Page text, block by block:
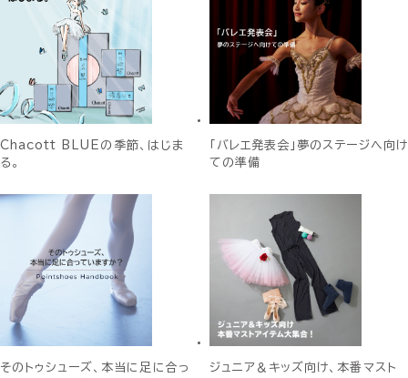
Chacott BLUEの季節、はじま
る。
「バレエ発表会」夢のステージへ向け
ての準備
そのトゥシューズ、本当に足に合っ
ジュニア＆キッズ向け、本番マスト